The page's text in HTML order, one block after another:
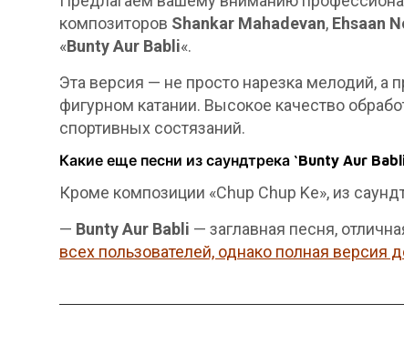
композиторов Shankar Mahadevan, Ehsaan
«Bunty Aur Babli«.
Эта версия — не просто нарезка мелодий, а
фигурном катании. Высокое качество
спортивных состязаний.
Какие еще песни из саундтрека ‘Bunty Aur
Кроме композиции «Chup Chup Ke», из
— Bunty Aur Babli — заглавная песня,
всех пользователей, однако полная версия